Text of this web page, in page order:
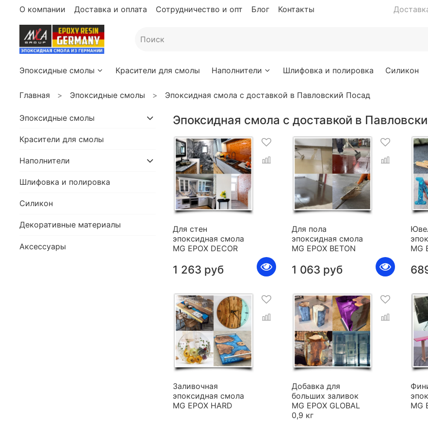
О компании Доставка и оплата Сотрудничество и опт Блог Контакты
Эпоксидные смолы Красители для смолы Наполнители Шлифовка и полировка Силикон
Главная Эпоксидные смолы Эпоксидная смола с доставкой в Павловский Посад
Эпоксидная смола с доставкой в
Для стен
эпоксидная смола
MG EPOX DECOR
1 263 руб
Для пола
эпоксидная смола
MG EPOX BETON
1 063 руб
MG
Заливочная
эпоксидная смола
MG EPOX HARD
Добавка для
больших заливок
MG EPOX GLOBAL
0,9 кг
MG
Эпоксидные смолы
Красители для смолы
Наполнители
Шлифовка и полировка
Силикон
Декоративные материалы
Аксессуары